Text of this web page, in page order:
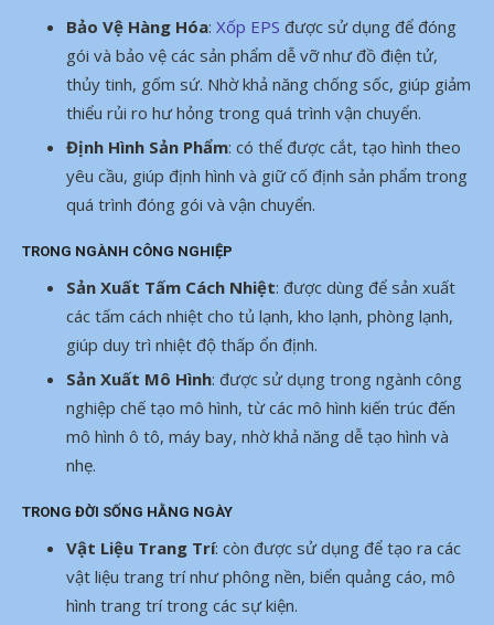
Bảo Vệ Hàng Hóa: Xốp EPS được sử dụng để đóng
gói và bảo vệ các sản phẩm dễ vỡ như đồ điện tử,
thủy tinh, gốm sứ. Nhờ khả năng chống sốc, giúp giảm
thiểu rủi ro hư hỏng trong quá trình vận chuyển.
Định Hình Sản Phẩm: có thể được cắt, tạo hình theo
yêu cầu, giúp định hình và giữ cố định sản phẩm trong
quá trình đóng gói và vận chuyển.
TRONG NGÀNH CÔNG NGHIỆP
Sản Xuất Tấm Cách Nhiệt: được dùng để sản xuất
các tấm cách nhiệt cho tủ lạnh, kho lạnh, phòng lạnh,
giúp duy trì nhiệt độ thấp ổn định.
Sản Xuất Mô Hình: được sử dụng trong ngành công
nghiệp chế tạo mô hình, từ các mô hình kiến trúc đến
mô hình ô tô, máy bay, nhờ khả năng dễ tạo hình và
nhẹ.
TRONG ĐỜI SỐNG HẰNG NGÀY
Vật Liệu Trang Trí: còn được sử dụng để tạo ra các
vật liệu trang trí như phông nền, biển quảng cáo, mô
hình trang trí trong các sự kiện.